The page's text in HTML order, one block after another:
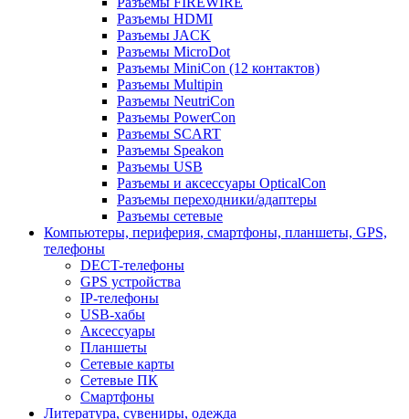
Разъемы HDMI
Разъемы JACK
Разъемы MicroDot
Разъемы MiniCon (12 контактов)
Разъемы Multipin
Разъемы NeutriCon
Разъемы PowerCon
Разъемы SCART
Разъемы Speakon
Разъемы USB
Разъемы и аксессуары OpticalCon
Разъемы переходники/адаптеры
Разъемы сетевые
Компьютеры, периферия, смартфоны, планшеты, GPS,
телефоны
DECT-телефоны
GPS устройства
IP-телефоны
USB-хабы
Аксессуары
Планшеты
Сетевые карты
Сетевые ПК
Смартфоны
Литература, сувениры, одежда